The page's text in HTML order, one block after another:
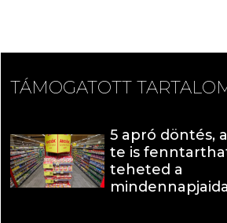
TÁMOGATOTT
5 apró döntés,
te is
teheted a